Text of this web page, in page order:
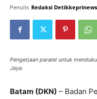
Penulis Redaksi Detikkeprinews
Pengerjaan paralel untuk
Jaya.
Batam (DKN) – Badan